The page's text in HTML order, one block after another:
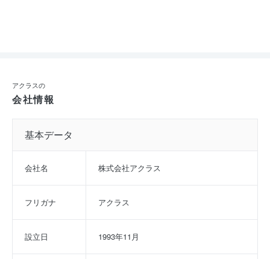
アクラスの
会社情報
基本データ
会社名 株式会社アクラス
フリガナ アクラス
設立日 1993年11月